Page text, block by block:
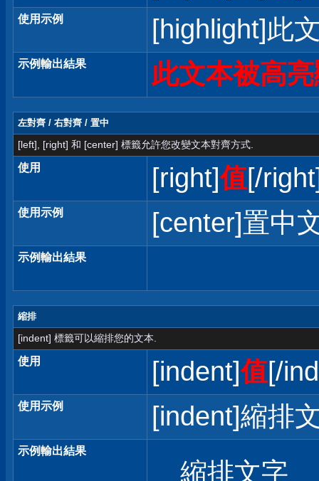
使用示例 [highlight]此
示例輸出結果 此文本被高
左對齊 / 右對齊 / 置中
[left], [right] 和 [center] 標籤允許您改變文本對齊方式.
使用 [right]值[/
使用示例 [center]置中
示例輸出結果
縮排
[indent] 標籤可以縮排您的文本.
使用 [indent]值[/
使用示例 [indent]縮排
示例輸出結果
縮排文字